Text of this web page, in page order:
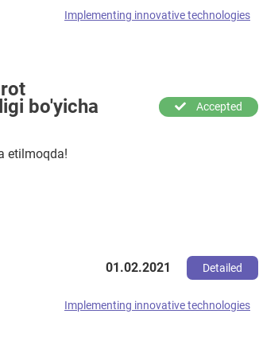
harajat talab etmaydi internet orqali
Implementing innovative technologies
bo'yicha Accepted
etilmoqda!
01.02.2021 Detailed
Implementing innovative technologies